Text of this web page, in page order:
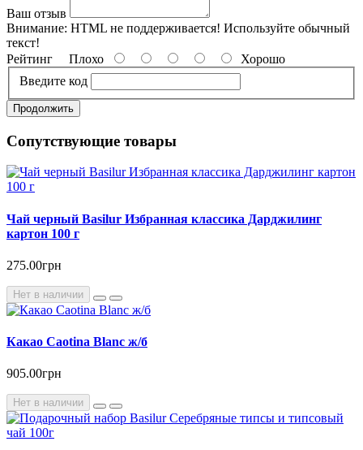
Ваш отзыв
Внимание: HTML не поддерживается! Используйте обычный
текст!
Рейтинг Плохо
Хорошо
Введите код
Продолжить
Сопутствующие товары
Чай черный Basilur Избранная классика Дарджилинг
картон 100 г
275.00грн
Нет в наличии
Какао Caotina Blanc ж/б
905.00грн
Нет в наличии